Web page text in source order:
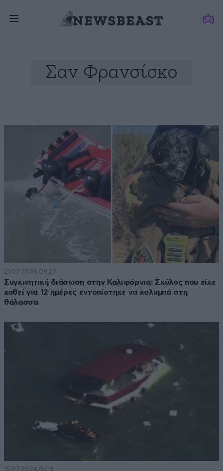
Σαν Φρανσίσκο
21·07·2026 09:27
Συγκινητική διάσωση στην Καλιφόρνια: Σκύλος που είχε
χαθεί για 12 ημέρες εντοπίστηκε να κολυμπά στη
θάλασσα
15·07·2026 04:11